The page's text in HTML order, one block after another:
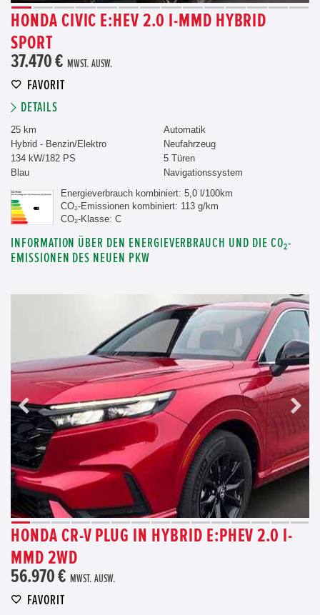
HONDA CIVIC E:HEV 2.0 I-MMD HYBRID
SPORT
37.470 € MWST. AUSW.
FAVORIT
DETAILS
25 km
Hybrid - Benzin/Elektro
134 kW/182 PS
Blau
Automatik
Neufahrzeug
5 Türen
Navigationssystem
Energieverbrauch kombiniert: 5,0 l/100km
CO₂-Emissionen kombiniert: 113 g/km
CO₂-Klasse: C
INFORMATION ÜBER DEN ENERGIEVERBRAUCH UND DIE CO₂-
EMISSIONEN DES NEUEN PKW
HONDA CR-V PLUG IN HYBRID E:PHEV 2.0 I-
MMD 2WD
56.970 € MWST. AUSW.
FAVORIT